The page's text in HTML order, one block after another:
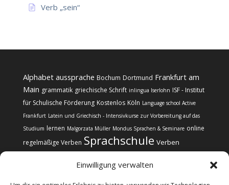
Einwilligung verwalten
Verb „sein“
Alphabet aussprache Bochum Dortmund Frankfurt am
Main grammatik griechische Schrift inlingua Iserlohn ISF - Institut
für Schulische Förderung Kostenlos Köln Language school Active
Frankfurt Latein und Griechisch - Intensivkurse zur Vorbereitung auf das
Studium lernen Malgorzata Müller Mondus Sprachen & Seminare online
regelmäßige Verben Sprachschule Verben